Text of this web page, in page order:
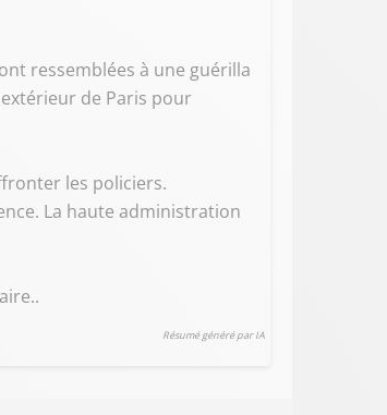
ressemblées à une guérilla
de Paris pour
les policiers.
La haute administration
Résumé généré par IA